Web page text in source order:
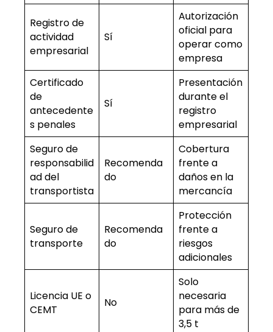
Registro de
actividad
empresarial
Sí
Autorización
oficial para
operar como
empresa
Certificado
de
antecedente
s penales
Sí
Presentación
durante el
registro
empresarial
Seguro de
responsabilid
ad del
transportista
Recomenda
do
Cobertura
frente a
daños en la
mercancía
Seguro de
transporte
Recomenda
do
Protección
frente a
riesgos
adicionales
Licencia UE o
CEMT
No
Solo
necesaria
para más de
3,5 t